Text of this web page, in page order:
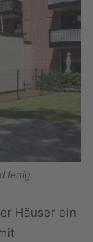
fertig.
Häuser ein